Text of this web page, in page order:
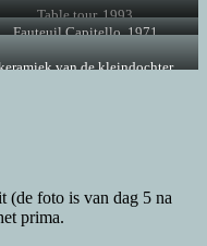
Table tour, 1993
Fauteuil Capitello, 1971
van de kleindochter
(de foto is van dag 5 na
prima.